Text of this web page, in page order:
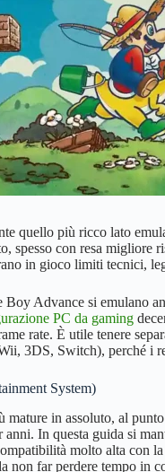
quello più ricco lato
spesso con resa
in gioco limiti tecnici,
Boy Advance si emulano
PC da gaming
rate. È utile tenere
3DS, Switch), perché i
System)
mature in assoluto, al
anni. In questa guida si
molto alta con
non far perdere tempo